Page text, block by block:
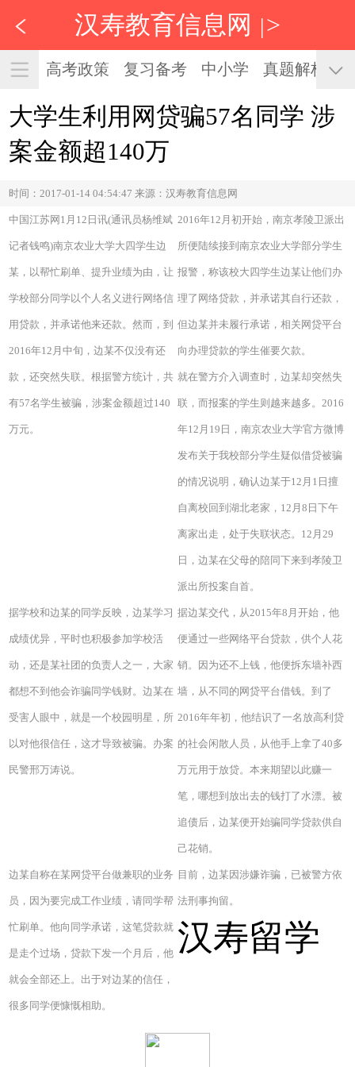
汉寿教育信息网 |>
高考政策 复习备考 中小学 真题解析
大学生利用网贷骗57名同学 涉
案金额超140万
时间：2017-01-14 04:54:47 来源：汉寿教育信息网
中国江苏网1月12日讯(通讯员杨维斌
记者钱鸣)南京农业大学大四学生边
某，以帮忙刷单、提升业绩为由，让
学校部分同学以个人名义进行网络信
用贷款，并承诺他来还款。然而，到
2016年12月中旬，边某不仅没有还
款，还突然失联。根据警方统计，共
有57名学生被骗，涉案金额超过140
万元。
2016年12月初开始，南京孝陵卫派出
所便陆续接到南京农业大学部分学生
报警，称该校大四学生边某让他们办
理了网络贷款，并承诺其自行还款，
但边某并未履行承诺，相关网贷平台
向办理贷款的学生催要欠款。
就在警方介入调查时，边某却突然失
联，而报案的学生则越来越多。2016
年12月19日，南京农业大学官方微博
发布关于我校部分学生疑似借贷被骗
的情况说明，确认边某于12月1日擅
自离校回到湖北老家，12月8日下午
离家出走，处于失联状态。12月29
日，边某在父母的陪同下来到孝陵卫
派出所投案自首。
据学校和边某的同学反映，边某学习
成绩优异，平时也积极参加学校活
动，还是某社团的负责人之一，大家
都想不到他会诈骗同学钱财。边某在
受害人眼中，就是一个校园明星，所
以对他很信任，这才导致被骗。办案
民警邢万涛说。
据边某交代，从2015年8月开始，他
便通过一些网络平台贷款，供个人花
销。因为还不上钱，他便拆东墙补西
墙，从不同的网贷平台借钱。到了
2016年年初，他结识了一名放高利贷
的社会闲散人员，从他手上拿了40多
万元用于放贷。本来期望以此赚一
笔，哪想到放出去的钱打了水漂。被
追债后，边某便开始骗同学贷款供自
己花销。
边某自称在某网贷平台做兼职的业务
员，因为要完成工作业绩，请同学帮
忙刷单。他向同学承诺，这笔贷款就
是走个过场，贷款下发一个月后，他
就会全部还上。出于对边某的信任，
很多同学便慷慨相助。
目前，边某因涉嫌诈骗，已被警方依
法刑事拘留。
汉寿留学